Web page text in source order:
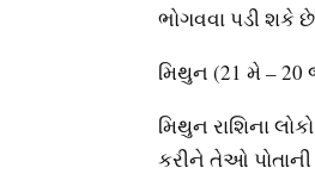
ભોગવવા પડી શકે
મિથુન (21 મે –
મિથુન રાશિના
કરીને તેઓ